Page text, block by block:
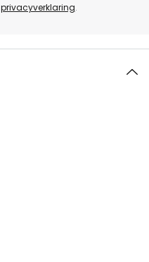
privacyverklaring.